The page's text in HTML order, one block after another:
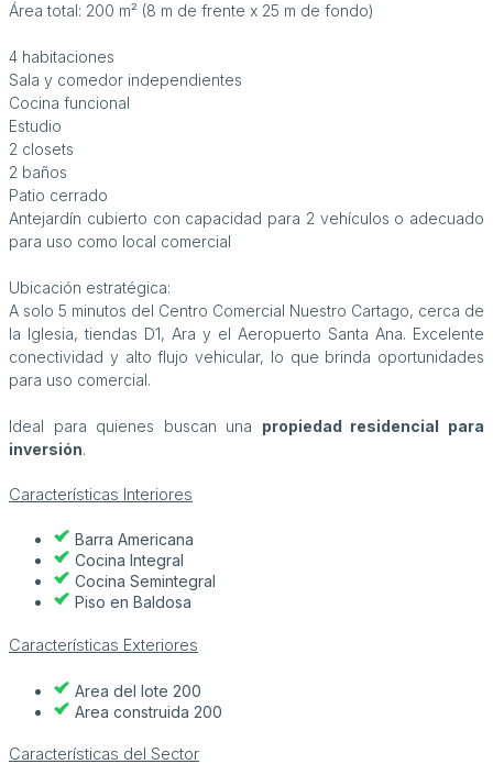
Área total: 200 m² (8 m de frente x 25 m de fondo)
4 habitaciones
Sala y comedor independientes
Cocina funcional
Estudio
2 closets
2 baños
Patio cerrado
Antejardín cubierto con capacidad para 2 vehículos o adecuado
para uso como local comercial
Ubicación estratégica:
A solo 5 minutos del Centro Comercial Nuestro Cartago, cerca de
la Iglesia, tiendas D1, Ara y el Aeropuerto Santa Ana. Excelente
conectividad y alto flujo vehicular, lo que brinda oportunidades
para uso comercial.
Ideal para quienes buscan una propiedad residencial para
inversión.
Características Interiores
Barra Americana
Cocina Integral
Cocina Semintegral
Piso en Baldosa
Características Exteriores
Area del lote 200
Area construida 200
Características del Sector